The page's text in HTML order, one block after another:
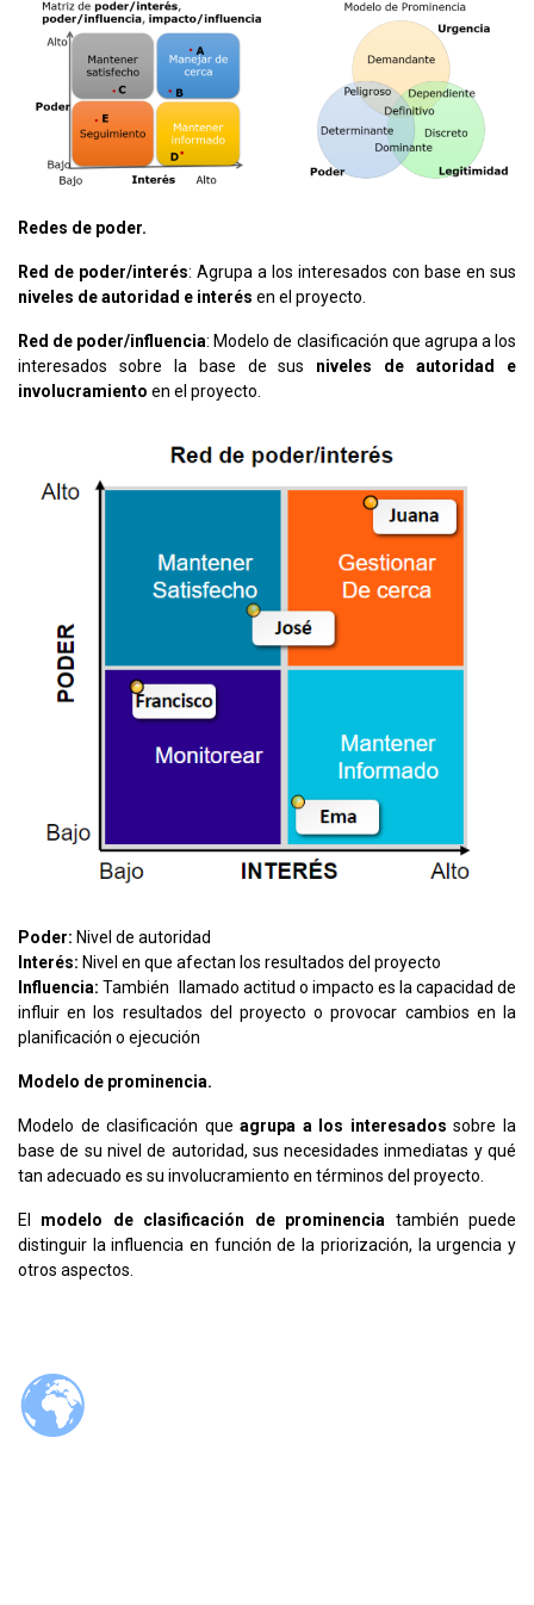
Redes de poder​.
Red de poder/interés: Agrupa a los interesados con base en sus
niveles de autoridad e interés en el proyecto.​
Red de poder/influencia: Modelo de clasificación que agrupa a los
interesados sobre la base de sus niveles de autoridad e
involucramiento en el proyecto.
Poder: Nivel de autoridad
Interés: Nivel en que afectan los resultados del proyecto
Influencia: También llamado actitud o impacto es la capacidad de
influir en los resultados del proyecto o provocar cambios en la
planificación o ejecución
Modelo de prominencia.
Modelo de clasificación que agrupa a los interesadossobre la
base de su nivel de autoridad, sus necesidades inmediatas y qué
tan adecuado es su involucramiento en términos del proyecto.
El modelo de clasificación de prominencia también puede
distinguir la influencia ​en función de la priorización, la urgencia y
otros aspectos.